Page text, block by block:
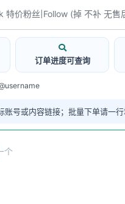
订单进度可查询
账号或内容链接；批量下单请一行